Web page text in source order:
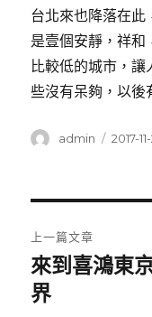
台北來也降落在此
是壹個安靜，祥和
比較低的城市，
些沒有呆夠，以後
作
admin
發
2017-
章
導
上一篇文章
上
一
來到喜鴻東
界